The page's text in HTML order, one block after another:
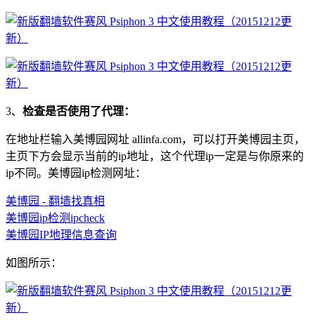
3、 检查是否使用了代理：
在地址栏输入美博园网址 allinfa.com，可以打开美博园主页，
主页下方会显示当前的ip地址，这个代理ip一定是与你原来的
ip不同。美博园ip检测网址：
美博园 - 翻墙找真相
美博园ip检测ipcheck
美博园IP地理信息查询
如图所示：